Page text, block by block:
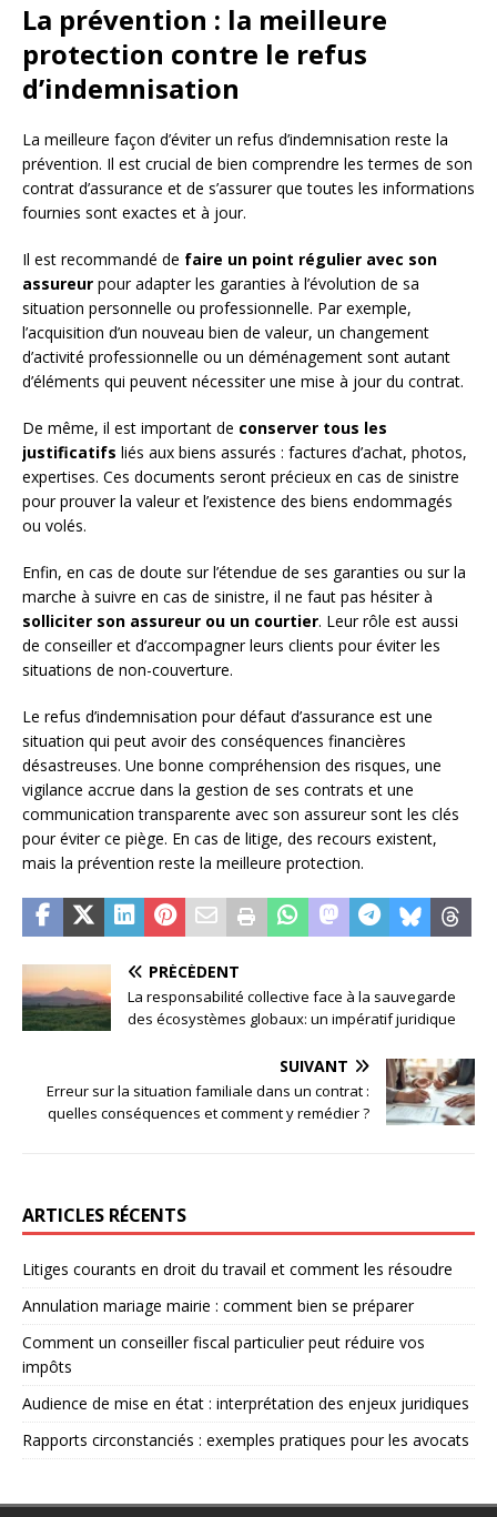
La prévention : la meilleure
protection contre le refus
d’indemnisation
La meilleure façon d’éviter un refus d’indemnisation reste la
prévention. Il est crucial de bien comprendre les termes de son
contrat d’assurance et de s’assurer que toutes les informations
fournies sont exactes et à jour.
Il est recommandé de faire un point régulier avec son
assureur pour adapter les garanties à l’évolution de sa
situation personnelle ou professionnelle. Par exemple,
l’acquisition d’un nouveau bien de valeur, un changement
d’activité professionnelle ou un déménagement sont autant
d’éléments qui peuvent nécessiter une mise à jour du contrat.
De même, il est important de conserver tous les
justificatifs liés aux biens assurés : factures d’achat, photos,
expertises. Ces documents seront précieux en cas de sinistre
pour prouver la valeur et l’existence des biens endommagés
ou volés.
Enfin, en cas de doute sur l’étendue de ses garanties ou sur la
marche à suivre en cas de sinistre, il ne faut pas hésiter à
solliciter son assureur ou un courtier. Leur rôle est aussi
de conseiller et d’accompagner leurs clients pour éviter les
situations de non-couverture.
Le refus d’indemnisation pour défaut d’assurance est une
situation qui peut avoir des conséquences financières
désastreuses. Une bonne compréhension des risques, une
vigilance accrue dans la gestion de ses contrats et une
communication transparente avec son assureur sont les clés
pour éviter ce piège. En cas de litige, des recours existent,
mais la prévention reste la meilleure protection.
PRÉCÉDENT
La responsabilité collective face à la sauvegarde
des écosystèmes globaux: un impératif juridique
SUIVANT
Erreur sur la situation familiale dans un contrat :
quelles conséquences et comment y remédier ?
ARTICLES RÉCENTS
Litiges courants en droit du travail et comment les résoudre
Annulation mariage mairie : comment bien se préparer
Comment un conseiller fiscal particulier peut réduire vos
impôts
Audience de mise en état : interprétation des enjeux juridiques
Rapports circonstanciés : exemples pratiques pour les avocats